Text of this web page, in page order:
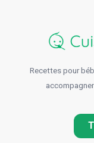
Recettes pour